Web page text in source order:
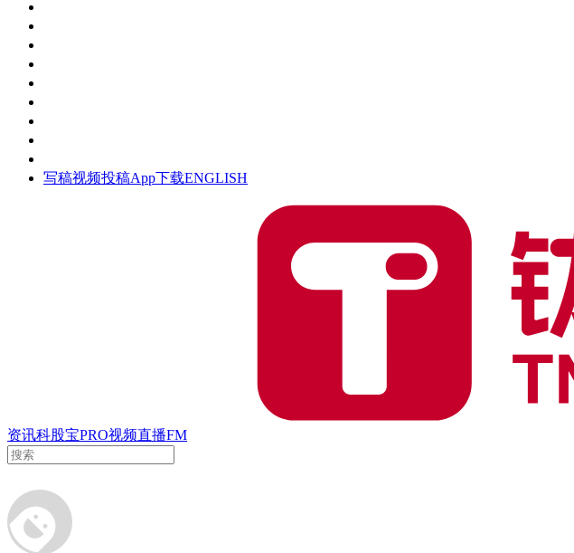
写稿视频投稿App下载ENGLISH
资讯科股宝PRO视频直播FM